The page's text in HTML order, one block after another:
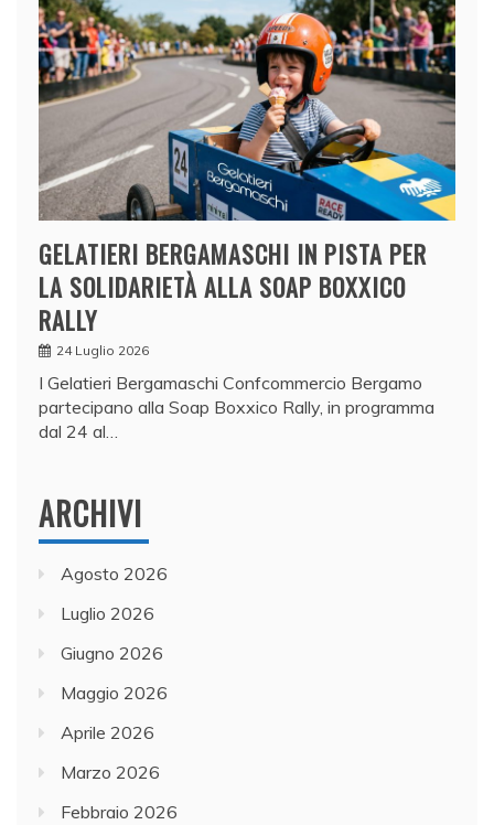
p
o
s
d
e
l
l
’
a
s
s
e
o
r
e
I
n
f
a
s
t
GELATIERI BERGAMASCHI IN PISTA PER
LA SOLIDARIETÀ ALLA SOAP BOXXICO
RALLY
24 Luglio 2026
I Gelatieri Bergamaschi Confcommercio Bergamo
partecipano alla Soap Boxxico Rally, in programma
dal 24 al…
ARCHIVI
Agosto 2026
Luglio 2026
Giugno 2026
Maggio 2026
Aprile 2026
Marzo 2026
Febbraio 2026